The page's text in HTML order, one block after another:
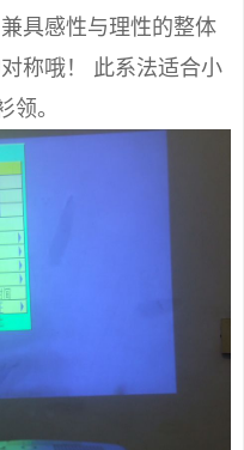
具感性与理性的整体
称哦！ 此系法适合小
领。